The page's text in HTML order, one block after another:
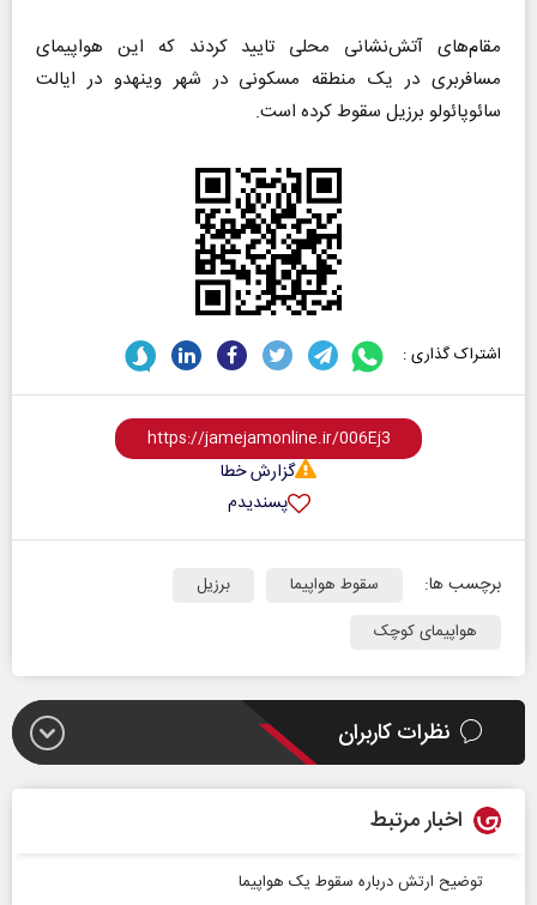
مقام‌های آتش‌نشانی محلی تایید کردند که این هواپیمای
مسافربری در یک منطقه مسکونی در شهر وینهدو در ایالت
سائوپائولو برزیل سقوط کرده است.
اشتراک گذاری :
گزارش خطا
پسندیدم
برچسب ها: سقوط هواپیما
برزیل
هواپیمای کوچک
نظرات کاربران
اخبار مرتبط
توضیح ارتش درباره سقوط یک هواپیما